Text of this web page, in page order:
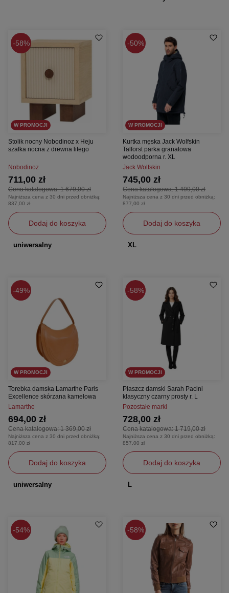
58%
W PROMOCJI
Stolik nocny Nobodinoz x Heju
szafka nocna z drewna litego
Nobodinoz
Cena katalogowa:1 679,00 zł
711,00 zł
Najniższa cena z 30 dni przed obniżką:
837,00 zł
Dodaj do koszyka
uniwersalny
50%
W PROMOCJI
Kurtka męska Jack Wolfskin
Talforst parka granatowa
wodoodporna r. XL
Jack Wolfskin
Cena katalogowa:1 499,00 zł
745,00 zł
Najniższa cena z 30 dni przed obniżką:
877,00 zł
Dodaj do koszyka
XL
49%
W PROMOCJI
Torebka damska Lamarthe Paris
Excellence skórzana kamelowa
Lamarthe
Cena katalogowa:1 369,00 zł
694,00 zł
Najniższa cena z 30 dni przed obniżką:
817,00 zł
Dodaj do koszyka
uniwersalny
58%
W PROMOCJI
Płaszcz damski Sarah Pacini
klasyczny czarny prosty r. L
Pozostałe marki
Cena katalogowa:1 719,00 zł
728,00 zł
Najniższa cena z 30 dni przed obniżką:
857,00 zł
Dodaj do koszyka
L
54% 58%